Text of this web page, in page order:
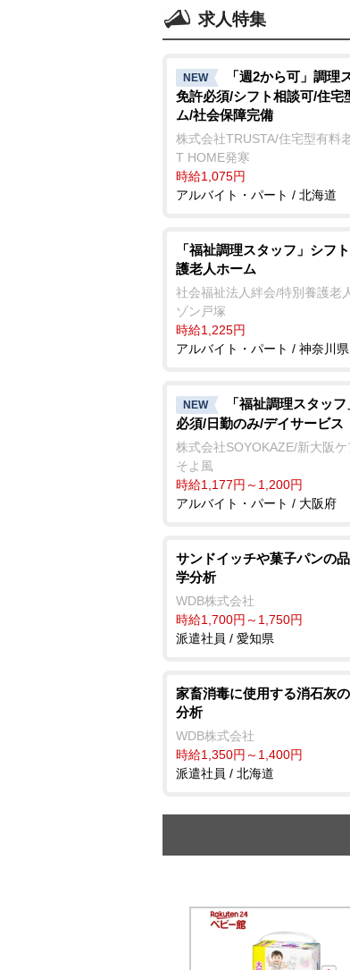
求人特集
NEW
「週2から可」調理
免許必須/シフト相談可/住宅
ム/社会保障完備
株式会社TRUSTA/住宅型有料
T HOME発寒
時給1,075円
アルバイト・パート / 北海道
「福祉調理スタッフ」シフ
護老人ホーム
社会福祉法人絆会/特別養護老
ゾン戸塚
時給1,225円
アルバイト・パート / 神奈川県
NEW
「福祉調理スタッ
必須/日勤のみ/デイサービス
株式会社SOYOKAZE/新大阪ケ
そよ風
時給1,177円～1,200円
アルバイト・パート / 大阪府
サンドイッチや菓子パンの
学分析
WDB株式会社
時給1,700円～1,750円
派遣社員 / 愛知県
家畜消毒に使用する消石灰
分析
WDB株式会社
時給1,350円～1,400円
派遣社員 / 北海道